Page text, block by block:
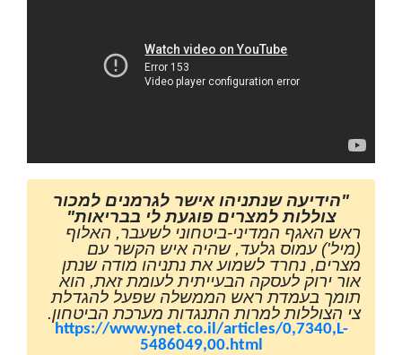
"הידיעה שנתניהו אישר לגרמנים למכור
צוללות למצרים פוגעת לי בבריאות"
ראש האגף המדיני-ביטחוני לשעבר, האלוף
(מיל') עמוס גלעד, שהיה איש הקשר עם
מצרים, נחרד לשמוע את נתניהו מודה שנתן
אור ירוק לעסקה הבעייתית לעומת זאת, הוא
תומך בעמדת ראש הממשלה שפעל להגדלת
צי הצוללות למרות התנגדות מערכת הביטחון.
https://www.ynet.co.il/articles/0,7340,L-
5486049,00.html